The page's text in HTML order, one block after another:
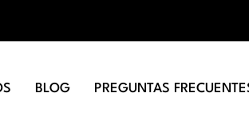
BLOG
PREGUNTAS